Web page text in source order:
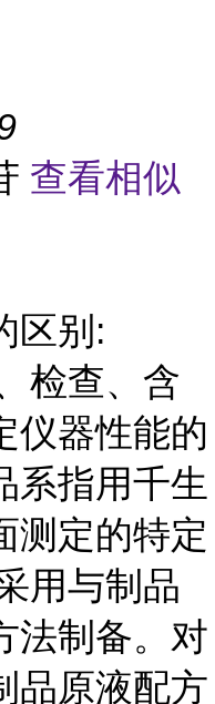
查看相似
区别:
检查、含
仪器性能的
系指用千生
测定的特定
用与制品
法制备。对
品原液配方